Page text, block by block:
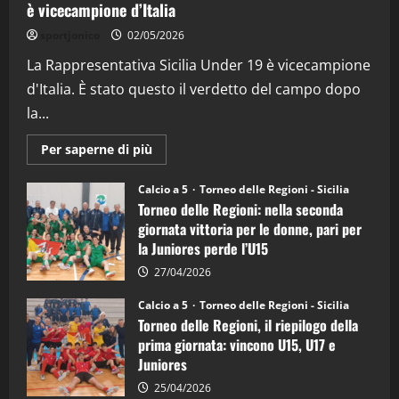
"SportEmpire" in Podcast
“SportEmpire” in Podcast: 26^ Puntata
08/04/2026
è vicecampione d’Italia
02/05/2026
La Rappresentativa Sicilia Under 19 è vicecampione
d'Italia. È stato questo il verdetto del campo dopo
la...
Per saperne di più
informazioni
Torneo
delle
Regioni
di
calcio
a
5:
la
Juniores
è
vicecampione
d’Italia
Calcio a 5 Torneo delle Regioni - Sicilia
Torneo delle Regioni: nella seconda
giornata vittoria per le donne, pari per
la Juniores perde l’U15
27/04/2026
Calcio a 5 Torneo delle Regioni - Sicilia
Torneo delle Regioni, il riepilogo della
prima giornata: vincono U15, U17 e
Juniores
25/04/2026